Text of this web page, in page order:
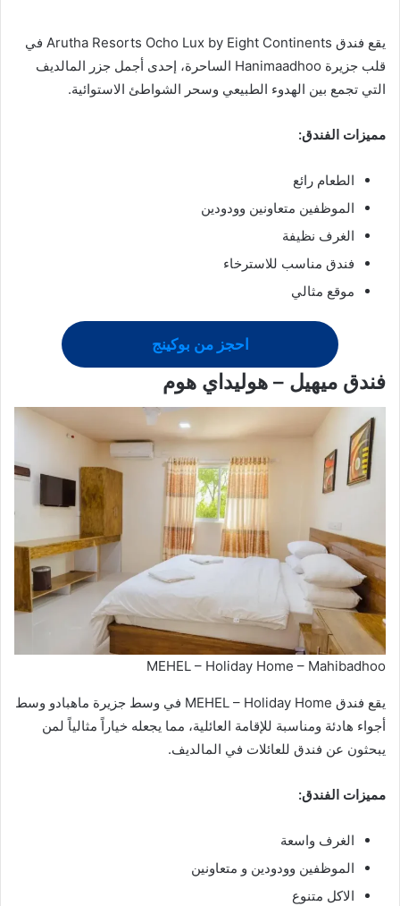
يقع فندق Arutha Resorts Ocho Lux by Eight Continents في
قلب جزيرة Hanimaadhoo الساحرة، إحدى أجمل جزر المالديف
التي تجمع بين الهدوء الطبيعي وسحر الشواطئ الاستوائية.
مميزات الفندق:
الطعام رائع
الموظفين متعاونين وودودين
الغرف نظيفة
فندق مناسب للاسترخاء
موقع مثالي
احجز من بوكينج
فندق ميهيل – هوليداي هوم
MEHEL – Holiday Home – Mahibadhoo
يقع فندق MEHEL – Holiday Home في وسط جزيرة ماهبادو وسط
أجواء هادئة ومناسبة للإقامة العائلية، مما يجعله خياراً مثالياً لمن
يبحثون عن فندق للعائلات في المالديف.
مميزات الفندق:
الغرف واسعة
الموظفين وودودين و متعاونين
الاكل متنوع